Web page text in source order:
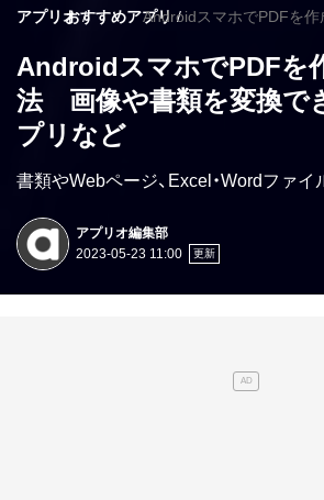
アプリオおすすめアプリAndroidスマホでPDFを
AndroidスマホでPDFを
法 画像や書類を変換で
プリなど
書類やWebページ、Excel・Wordファ
アプリオ編集部
2023-05-23 11:00